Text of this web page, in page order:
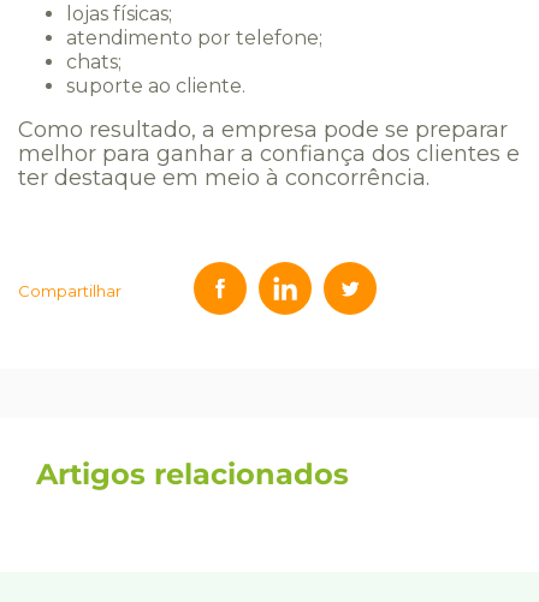
lojas físicas;
atendimento por telefone;
chats;
suporte ao cliente.
Como resultado, a empresa pode se preparar
melhor para ganhar a confiança dos clientes e
ter destaque em meio à concorrência.
Compartilhar
Artigos relacionados